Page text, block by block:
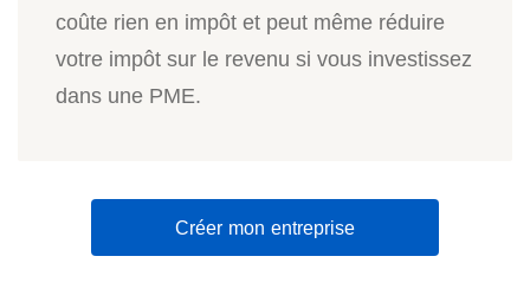
coûte rien en impôt et peut même réduire
votre impôt sur le revenu si vous investissez
dans une PME.
Créer mon entreprise